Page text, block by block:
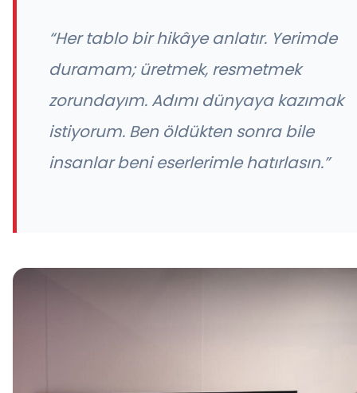
“Her tablo bir hikâye anlatır. Yerimde
duramam; üretmek, resmetmek
zorundayım. Adımı dünyaya kazımak
istiyorum. Ben öldükten sonra bile
insanlar beni eserlerimle hatırlasın.”